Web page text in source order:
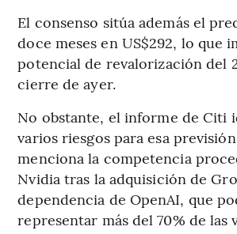
El consenso sitúa además el
doce meses en US$292, lo que
potencial de revalorización del
cierre de ayer.
No obstante, el informe de Citi
varios riesgos para esa
menciona la competencia
Nvidia tras la adquisición de
dependencia de OpenAI, que
representar más del 70% de las